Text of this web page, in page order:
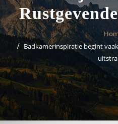
Badkamerinspiratie begint